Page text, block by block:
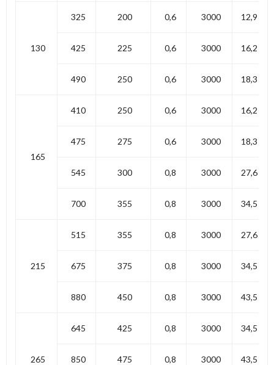
130
325 200 0,6 3000 12,9
425 225 0,6 3000 16,2
490 250 0,6 3000 18,3
165
410 250 0,6 3000 16,2
475 275 0,6 3000 18,3
545 300 0,8 3000 27,6
700 355 0,8 3000 34,5
215
515 355 0,8 3000 27,6
675 375 0,8 3000 34,5
880 450 0,8 3000 43,5
265
645 425 0,8 3000 34,5
850 475 0,8 3000 43,5